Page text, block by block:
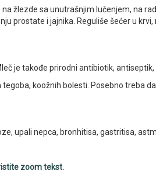
žlezde sa unutrašnjim lučenjem, na
prostate i jajnika. Reguliše šećer u
je takođe prirodni antibiotik,
koožnih bolesti. Posebno treba
upali nepca, bronhitisa, gastritisa,
zoom tekst.